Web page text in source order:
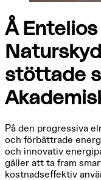
Å
stöttade
På den progressiva
och förbättrade
och innovativ
gäller att ta fram
kostnadseffektiv